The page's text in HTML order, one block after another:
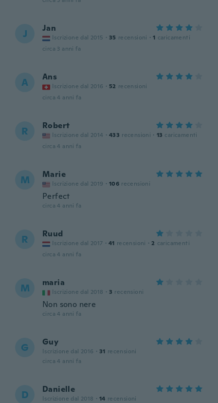
J Jan
Iscrizione dal 2015 · 35 recensioni · 1 caricamenti
circa 3 anni fa
A Ans
Iscrizione dal 2016 · 52 recensioni
circa 4 anni fa
R Robert
Iscrizione dal 2014 · 433 recensioni · 13 caricamenti
circa 4 anni fa
M Marie
Iscrizione dal 2019 · 106 recensioni
Perfect
circa 4 anni fa
R Ruud
Iscrizione dal 2017 · 41 recensioni · 2 caricamenti
circa 4 anni fa
M maria
Iscrizione dal 2018 · 3 recensioni
Non sono nere
circa 4 anni fa
G Guy
Iscrizione dal 2016 · 31 recensioni
circa 4 anni fa
D Danielle
Iscrizione dal 2018 · 14 recensioni